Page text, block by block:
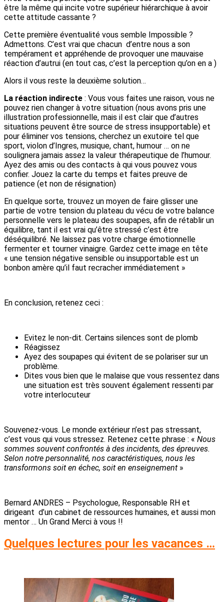
être la même qui incite votre supérieur hiérarchique à avoir
cette attitude cassante ?
Cette première éventualité vous semble Impossible ?
Admettons. C’est vrai que chacun d’entre nous a son
tempérament et appréhende de provoquer une mauvaise
réaction d’autrui (en tout cas, c’est la perception qu’on en a )
Alors il vous reste la deuxième solution…
La réaction indirecte : Vous vous faites une raison, vous ne
pouvez rien changer à votre situation (nous avons pris une
illustration professionnelle, mais il est clair que d’autres
situations peuvent être source de stress insupportable) et
pour éliminer vos tensions, cherchez un exutoire tel que
sport, violon d’Ingres, musique, chant, humour … on ne
soulignera jamais assez la valeur thérapeutique de l’humour.
Ayez des amis ou des contacts à qui vous pouvez vous
confier. Jouez la carte du temps et faites preuve de
patience (et non de résignation)
En quelque sorte, trouvez un moyen de faire glisser une
partie de votre tension du plateau du vécu de votre balance
personnelle vers le plateau des soupapes, afin de rétablir un
équilibre, tant il est vrai qu’être stressé c’est être
déséquilibré. Ne laissez pas votre charge émotionnelle
fermenter et tourner vinaigre. Gardez cette image en tête
« une tension négative sensible ou insupportable est un
bonbon amère qu’il faut recracher immédiatement »
En conclusion, retenez ceci :
Evitez le non-dit. Certains silences sont de plomb
Réagissez
Ayez des soupapes qui évitent de se polariser sur un
problème.
Dites vous bien que le malaise que vous ressentez dans
une situation est très souvent également ressenti par
votre interlocuteur
Souvenez-vous. Le monde extérieur n’est pas stressant,
c’est vous qui vous stressez. Retenez cette phrase : « Nous
sommes souvent confrontés à des incidents, des épreuves.
Selon notre personnalité, nos caractéristiques, nous les
transformons soit en échec, soit en enseignement »
Bernard ANDRES – Psychologue, Responsable RH et
dirigeant d’un cabinet de ressources humaines, et aussi mon
mentor … Un Grand Merci à vous !!
Quelques lectures pour les vacances …